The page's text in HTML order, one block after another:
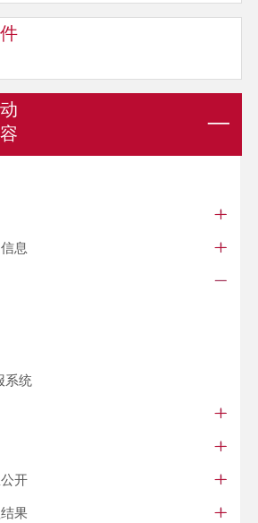
息
系统
开
果